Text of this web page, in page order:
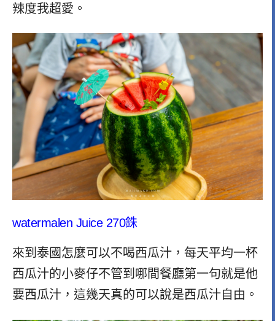
辣度我超愛。
watermalen Juice 270銖
來到泰國怎麼可以不喝西瓜汁，每天平均一杯
西瓜汁的小麥仔不管到哪間餐廳第一句就是他
要西瓜汁，這幾天真的可以說是西瓜汁自由。